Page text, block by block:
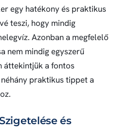
egy hatékony és praktikus
teszi, hogy mindig
Azonban a megfelelő
nem mindig egyszerű
áttekintjük a fontos
praktikus tippet a
és